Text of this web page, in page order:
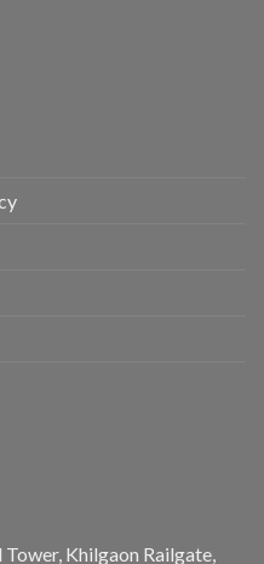
Khilgaon Railgate,